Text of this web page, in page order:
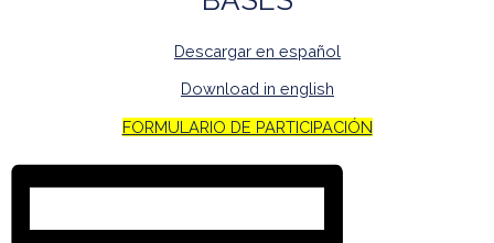
Descargar en español
Download in english
FORMULARIO DE PARTICIPACIÓN